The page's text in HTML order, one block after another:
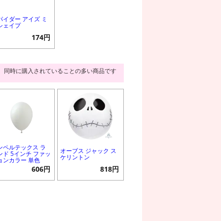
イダー アイズ ミ
ェイプ
174円
同時に購入されていることの多い商品です
ペルテックス ラ
ド 5インチ ファッ
ンカラー 単色
606円
オーブス ジャック ス
ケリントン
818円